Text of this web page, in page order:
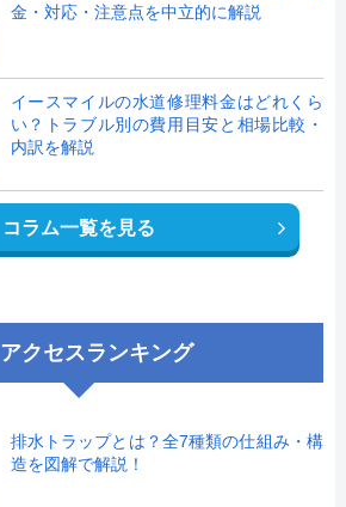
金・対応・注意点を中立的に解説
イースマイルの水道修理料金はどれくら
い？トラブル別の費用目安と相場比較・
内訳を解説
コラム一覧を見る
アクセスランキング
排水トラップとは？全7種類の仕組み・構
造を図解で解説！